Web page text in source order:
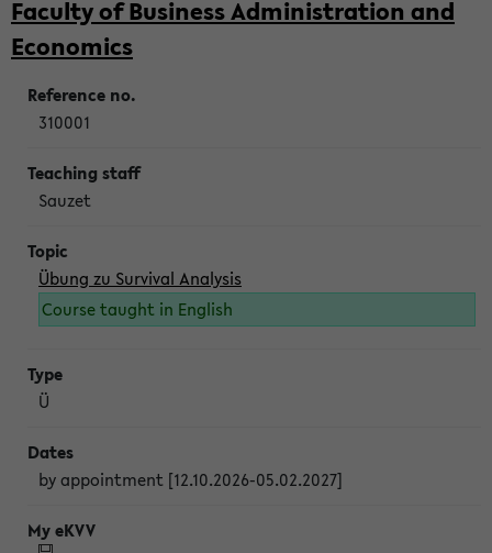
Faculty of Business Administration and
Economics
310001
Sauzet
Übung zu Survival Analysis
Course taught in English
Ü
by appointment [12.10.2026-05.02.2027]